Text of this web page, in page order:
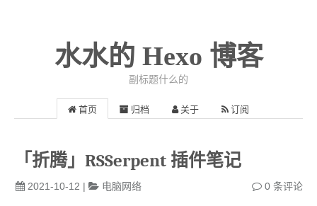
水水的 Hexo 博客
副标题什么的
首页 归档 关于 订阅
「折腾」RSSerpent 插件笔记
2021-10-12 | 电脑网络 0 条评论